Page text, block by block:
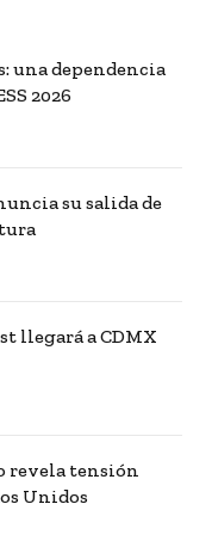
una dependencia
2026
su salida de
llegará a CDMX
revela tensión
Unidos